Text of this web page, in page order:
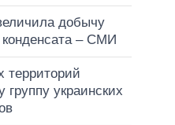
добычу
конденсата – СМИ
территорий
украинских